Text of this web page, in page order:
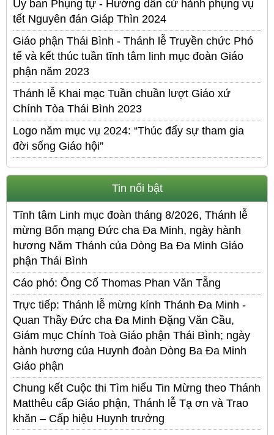
Ủy ban Phụng tự - Hướng dẫn cử hành phụng vụ
tết Nguyên đán Giáp Thìn 2024
Giáo phận Thái Bình - Thánh lễ Truyền chức Phó
tế và kết thúc tuần tĩnh tâm linh mục đoàn Giáo
phận năm 2023
Thánh lễ Khai mạc Tuần chuần lượt Giáo xứ
Chính Tòa Thái Bình 2023
Logo năm mục vụ 2024: “Thúc đẩy sự tham gia
đời sống Giáo hội”
Tin nổi bật
Tĩnh tâm Linh mục đoàn tháng 8/2026, Thánh lễ
mừng Bổn mạng Đức cha Đa Minh, ngày hành
hương Năm Thánh của Dòng Ba Đa Minh Giáo
phận Thái Bình
Cáo phó: Ông Cố Thomas Phan Văn Tẵng
Trực tiếp: Thánh lễ mừng kính Thánh Đa Minh -
Quan Thầy Đức cha Đa Minh Đặng Văn Cầu,
Giám mục Chính Toà Giáo phận Thái Bình; ngày
hành hương của Huynh đoàn Dòng Ba Đa Minh
Giáo phận
Chung kết Cuộc thi Tìm hiểu Tin Mừng theo Thánh
Matthêu cấp Giáo phận, Thánh lễ Tạ ơn và Trao
khăn – Cấp hiệu Huynh trưởng